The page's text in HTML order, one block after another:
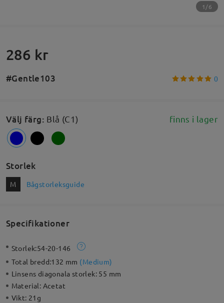
1/6
286 kr
#Gentle103 0
Välj färg: Blå (C1) finns i lager
Storlek
M Bågstorleksguide
Specifikationer
Storlek:54-20-146
Total bredd:132 mm (Medium)
Linsens diagonala storlek: 55 mm
Material: Acetat
Vikt: 21g